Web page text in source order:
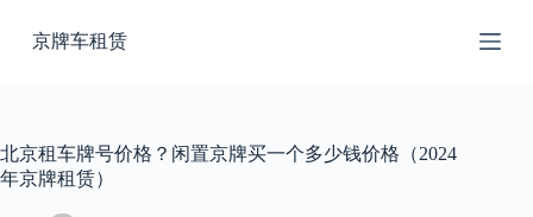
过
京牌车租赁
北京租车牌号价格？闲置京牌买一个多少钱价格（2024
年京牌租赁）